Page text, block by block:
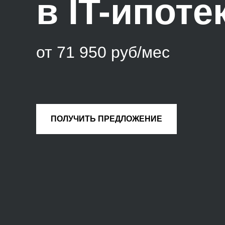
в IT-
от 71 950 руб/меc
ПОЛУЧИТЬ ПРЕДЛОЖЕНИЕ